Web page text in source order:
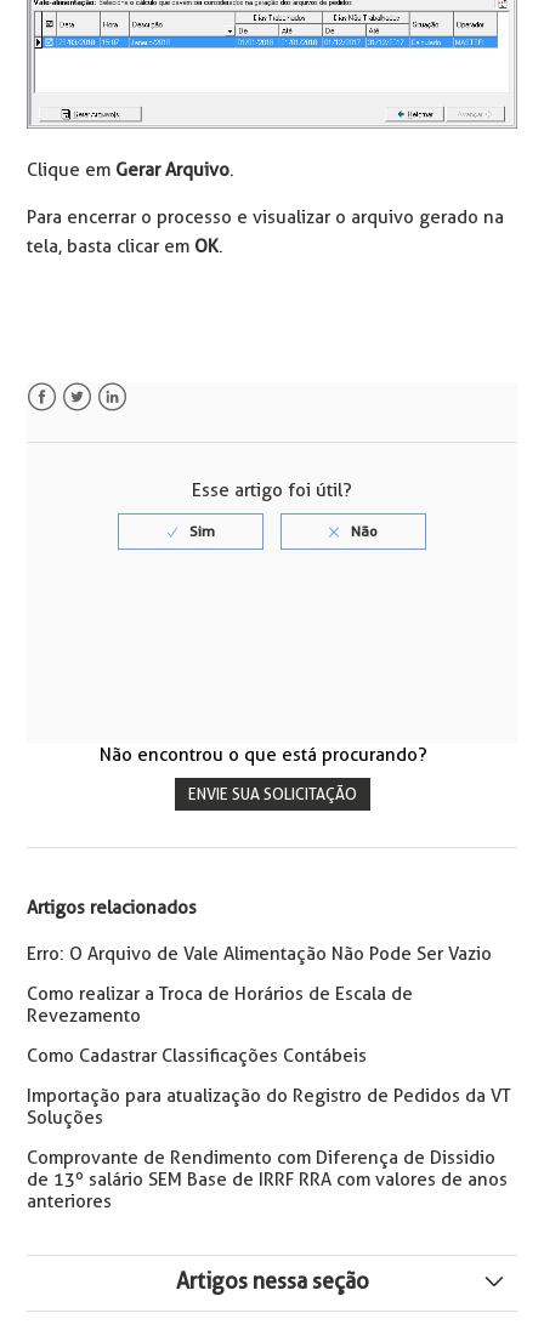
Clique em Gerar Arquivo.
Para encerrar o processo e visualizar o arquivo gerado na
tela, basta clicar em OK.
Esse artigo foi útil?
Não encontrou o que está procurando?
ENVIE SUA SOLICITAÇÃO
Artigos relacionados
Erro: O Arquivo de Vale Alimentação Não Pode Ser Vazio
Como realizar a Troca de Horários de Escala de
Revezamento
Como Cadastrar Classificações Contábeis
Importação para atualização do Registro de Pedidos da VT
Soluções
Comprovante de Rendimento com Diferença de Dissidio
de 13º salário SEM Base de IRRF RRA com valores de anos
anteriores
Artigos nessa seção